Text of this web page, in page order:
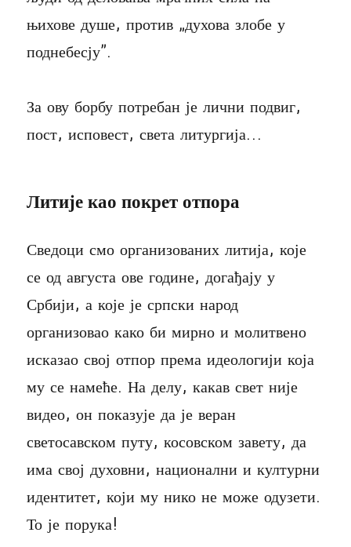
њихове душе, против „духова злобе у
поднебесју”.
За ову борбу потребан је лични подвиг,
пост, исповест, света литургија…
Литије као покрет отпора
Сведоци смо организованих литија, које
се од августа ове године, догађају у
Србији, а које је српски народ
организовао како би мирно и молитвено
исказао свој отпор према идеологији која
му се намеће. На делу, какав свет није
видео, он показује да је веран
светосавском путу, косовском завету, да
има свој духовни, национални и културни
идентитет, који му нико не може одузети.
То је порука!